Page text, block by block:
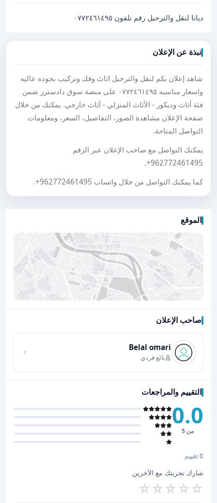
ديانا لنقل والترحيل رقم تلفون ٠٧٧٢٤٦١٤٩٥
نبذة عن الإعلان
شاهد إعلان بكم لنقل والترحيل اثاث وفك وتركيب بجوده عاليه
واسعار مناسبه ٠٧٧٢٤٦١٤٩٥ على منصة سوق دادسترز ضمن
فئة أثاث وديكور - الأثاث المنزلي - أثاث خارجي. يمكنك من خلال
صفحة الإعلان مشاهدة الصور، التفاصيل، السعر، ومعلومات
التواصل المتاحة.
يمكنك التواصل مع صاحب الإعلان عبر الرقم
+962772461495
.
كما يمكنك التواصل من خلال واتساب +962772461495
.
الموقع
صاحب الإعلان
Belal omari
بائع فردي
التقييم والمراجعات
0.0
من 5
0 تقييم
شارك تجربتك مع الآخرين
☆
☆
☆
☆
☆